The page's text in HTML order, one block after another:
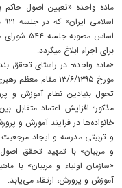
ماده واحده «تعیین اصول حاکم
اساس
برای اجراء ابلاغ میگردد:
مذکور؛ افزایش اعتماد متقابل
خانواده‌ها در فرآیند آموزش و
و تربیتی مدرسه و ایجاد مرجعیت
و مربیان» با تمهید تحقق
«سازمان اولیاء و مربیان» با
آموزش و پرورش، ارتقاء می‌یابد.